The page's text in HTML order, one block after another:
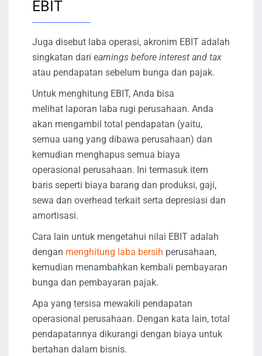
EBIT
Juga disebut laba operasi, akronim EBIT adalah
singkatan dari earnings before interest and tax
atau pendapatan sebelum bunga dan pajak.
Untuk menghitung EBIT, Anda bisa
melihat laporan laba rugi perusahaan. Anda
akan mengambil total pendapatan (yaitu,
semua uang yang dibawa perusahaan) dan
kemudian menghapus semua biaya
operasional perusahaan. Ini termasuk item
baris seperti biaya barang dan produksi, gaji,
sewa dan overhead terkait serta depresiasi dan
amortisasi.
Cara lain untuk mengetahui nilai EBIT adalah
dengan menghitung laba bersih perusahaan,
kemudian menambahkan kembali pembayaran
bunga dan pembayaran pajak.
Apa yang tersisa mewakili pendapatan
operasional perusahaan. Dengan kata lain, total
pendapatannya dikurangi dengan biaya untuk
bertahan dalam bisnis.